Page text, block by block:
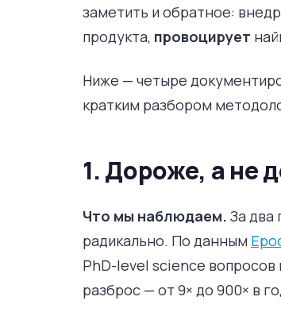
заметить и обратное:
продукта, провоцирует
Ниже — четыре
кратким разбором
1. Дороже, а не
Что мы наблюдаем. За два
радикально. По данным
PhD-level science вопросов
разброс — от 9× до 900× в